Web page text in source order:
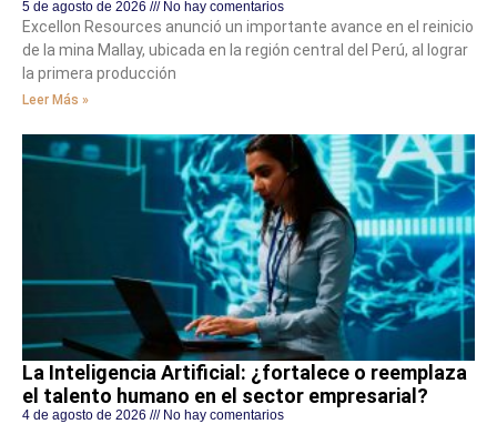
5 de agosto de 2026 No hay comentarios
Excellon Resources anunció un importante avance en el reinicio
de la mina Mallay, ubicada en la región central del Perú, al lograr
la primera producción
Leer Más »
La Inteligencia Artificial: ¿fortalece o reemplaza
el talento humano en el sector empresarial?
4 de agosto de 2026 No hay comentarios